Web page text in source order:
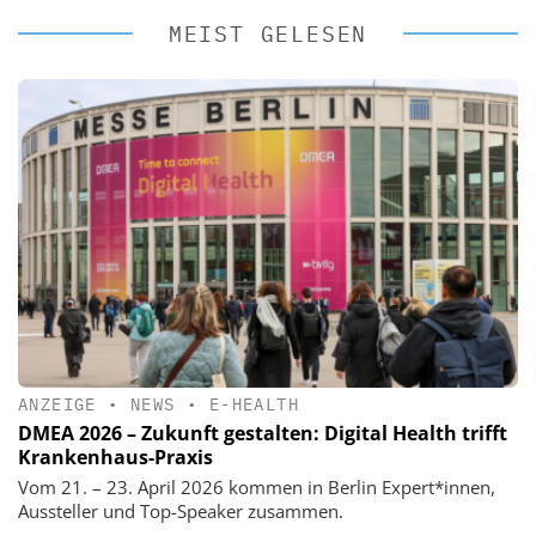
MEIST GELESEN
ANZEIGE • NEWS • E-HEALTH
DMEA 2026 – Zukunft gestalten: Digital Health trifft
Krankenhaus-Praxis
Vom 21. – 23. April 2026 kommen in Berlin Expert*innen,
Aussteller und Top-Speaker zusammen.